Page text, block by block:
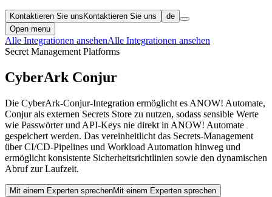
Kontaktieren Sie uns Kontaktieren Sie uns
de
Open menu
Alle Integrationen ansehenAlle Integrationen ansehen
Secret Management Platforms
CyberArk Conjur
Die CyberArk-Conjur-Integration ermöglicht es ANOW! Automate,
Conjur als externen Secrets Store zu nutzen, sodass sensible Werte
wie Passwörter und API-Keys nie direkt in ANOW! Automate
gespeichert werden. Das vereinheitlicht das Secrets-Management
über CI/CD-Pipelines und Workload Automation hinweg und
ermöglicht konsistente Sicherheitsrichtlinien sowie den dynamischen
Abruf zur Laufzeit.
Mit einem Experten sprechenMit einem Experten sprechen